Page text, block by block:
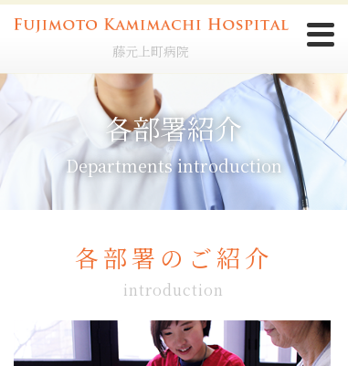
藤元上町病院
各部署紹介
Departments introduction
各部署のご紹介
introduction